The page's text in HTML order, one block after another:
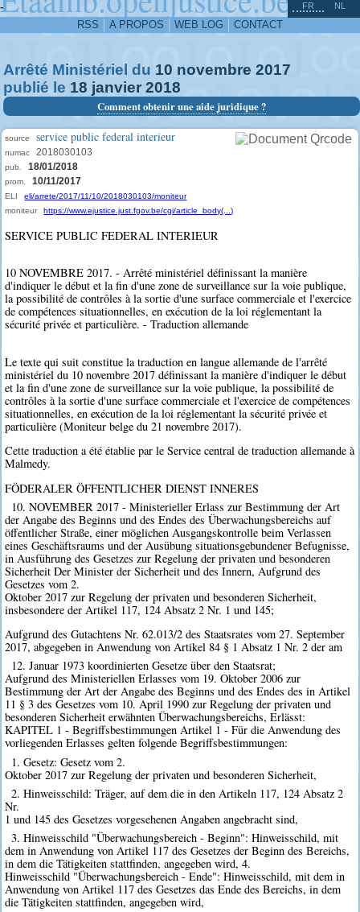
-
RSS A PROPOS WEB LOG CONTACT
FR NL
Arrêté Ministériel du 10 novembre 2017
publié le 18 janvier 2018
Comment obtenir une aide juridique ?
source service public federal interieur
numac 2018030103
pub. 18/01/2018
prom. 10/11/2017
ELI
eli/arrete/2017/11/10/2018030103/moniteur
moniteur
https://www.ejustice.just.fgov.be/cgi/article_body(...)
SERVICE PUBLIC FEDERAL INTERIEUR
10 NOVEMBRE 2017. - Arrêté ministériel définissant la manière
d'indiquer le début et la fin d'une zone de surveillance sur la voie publique,
la possibilité de contrôles à la sortie d'une surface commerciale et l'exercice
de compétences situationnelles, en exécution de la loi réglementant la
sécurité privée et particulière. - Traduction allemande
Le texte qui suit constitue la traduction en langue allemande de l'arrêté
ministériel du 10 novembre 2017 définissant la manière d'indiquer le début
et la fin d'une zone de surveillance sur la voie publique, la possibilité de
contrôles à la sortie d'une surface commerciale et l'exercice de compétences
situationnelles, en exécution de la loi réglementant la sécurité privée et
particulière (Moniteur belge du 21 novembre 2017).
Cette traduction a été établie par le Service central de traduction allemande à
Malmedy.
FÖDERALER ÖFFENTLICHER DIENST INNERES
10. NOVEMBER 2017 - Ministerieller Erlass zur Bestimmung der Art
der Angabe des Beginns und des Endes des Überwachungsbereichs auf
öffentlicher Straße, einer möglichen Ausgangskontrolle beim Verlassen
eines Geschäftsraums und der Ausübung situationsgebundener Befugnisse,
in Ausführung des Gesetzes zur Regelung der privaten und besonderen
Sicherheit Der Minister der Sicherheit und des Innern, Aufgrund des
Gesetzes vom 2.
Oktober 2017 zur Regelung der privaten und besonderen Sicherheit,
insbesondere der Artikel 117, 124 Absatz 2 Nr. 1 und 145;
Aufgrund des Gutachtens Nr. 62.013/2 des Staatsrates vom 27. September
2017, abgegeben in Anwendung von Artikel 84 § 1 Absatz 1 Nr. 2 der am
12. Januar 1973 koordinierten Gesetze über den Staatsrat;
Aufgrund des Ministeriellen Erlasses vom 19. Oktober 2006 zur
Bestimmung der Art der Angabe des Beginns und des Endes des in Artikel
11 § 3 des Gesetzes vom 10. April 1990 zur Regelung der privaten und
besonderen Sicherheit erwähnten Überwachungsbereichs, Erlässt:
KAPITEL 1 - Begriffsbestimmungen Artikel 1 - Für die Anwendung des
vorliegenden Erlasses gelten folgende Begriffsbestimmungen:
1. Gesetz: Gesetz vom 2.
Oktober 2017 zur Regelung der privaten und besonderen Sicherheit,
2. Hinweisschild: Träger, auf dem die in den Artikeln 117, 124 Absatz 2
Nr.
1 und 145 des Gesetzes vorgesehenen Angaben angebracht sind,
3. Hinweisschild "Überwachungsbereich - Beginn": Hinweisschild, mit
dem in Anwendung von Artikel 117 des Gesetzes der Beginn des Bereichs,
in dem die Tätigkeiten stattfinden, angegeben wird, 4.
Hinweisschild "Überwachungsbereich - Ende": Hinweisschild, mit dem in
Anwendung von Artikel 117 des Gesetzes das Ende des Bereichs, in dem
die Tätigkeiten stattfinden, angegeben wird,
^